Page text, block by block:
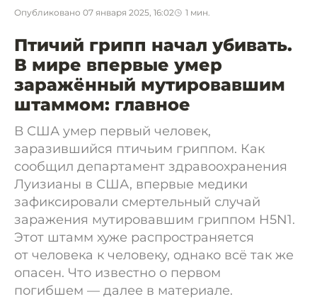
Опубликовано 07 января 2025, 16:02 1 мин.
Птичий грипп начал убивать.
В мире впервые умер
заражённый мутировавшим
штаммом: главное
В США умер первый человек,
заразившийся птичьим гриппом. Как
сообщил департамент здравоохранения
Луизианы в США, впервые медики
зафиксировали смертельный случай
заражения мутировавшим гриппом H5N1.
Этот штамм хуже распространяется
от человека к человеку, однако всё так же
опасен. Что известно о первом
погибшем — далее в материале.